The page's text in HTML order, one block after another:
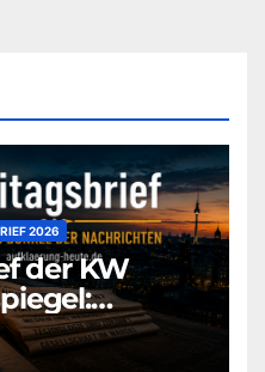
2026
der KW
de]